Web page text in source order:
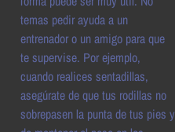
temas pedir ayuda a un
entrenador o un amigo para que
te supervise. Por ejemplo,
cuando realices sentadillas,
asegúrate de que tus rodillas no
sobrepasen la punta de tus pies y